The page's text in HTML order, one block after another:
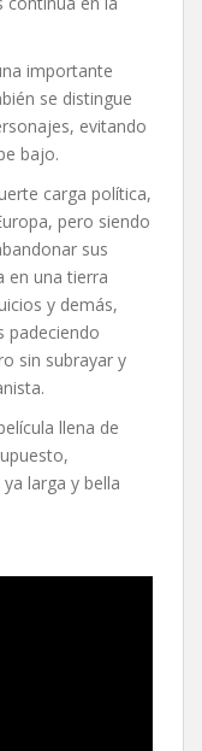
importante
se distingue
evitando
bajo.
carga política,
pero siendo
sus
en una tierra
y demás,
padeciendo
sin subrayar y
llena de
larga y bella